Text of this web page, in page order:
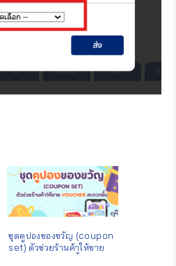
ชุดคูปองของขวัญ (coupon
set) ตัวช่วยร้านค้าให้ขาย